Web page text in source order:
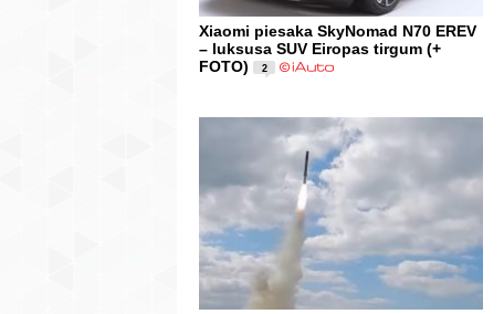
Xiaomi piesaka SkyNomad N70 EREV
– luksusa SUV Eiropas tirgum (+
FOTO)
2